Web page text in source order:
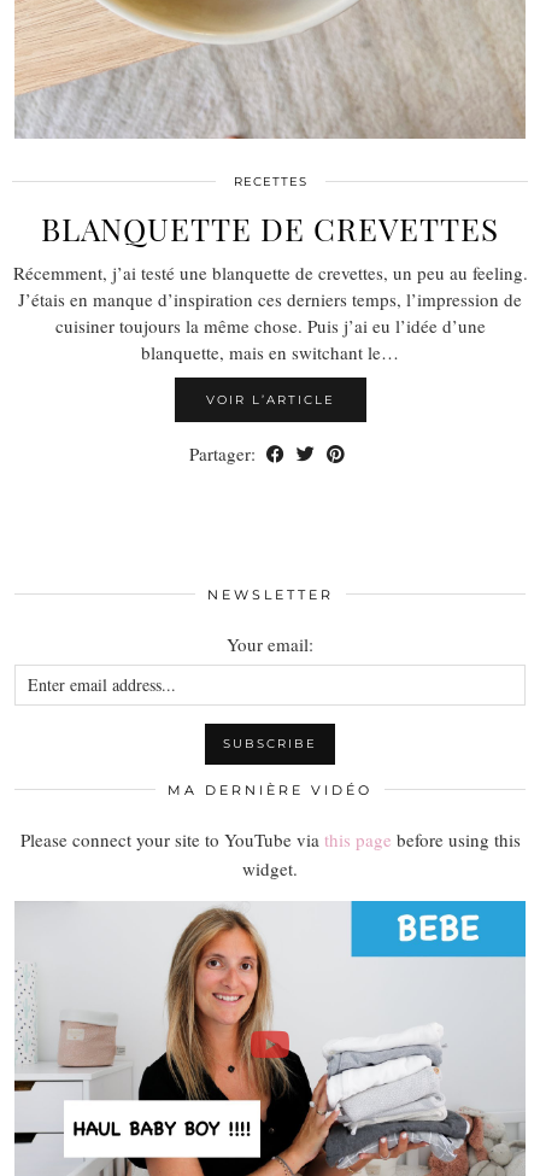
RECETTES
BLANQUETTE DE CREVETTES
Récemment, j’ai testé une blanquette de crevettes, un peu au feeling.
J’étais en manque d’inspiration ces derniers temps, l’impression de
cuisiner toujours la même chose. Puis j’ai eu l’idée d’une
blanquette, mais en switchant le…
VOIR L’ARTICLE
Partager:
NEWSLETTER
Your email:
MA DERNIÈRE VIDÉO
Please connect your site to YouTube via this page before using this
widget.